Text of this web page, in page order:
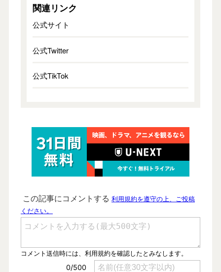
関連リンク
公式サイト
公式Twitter
公式TikTok